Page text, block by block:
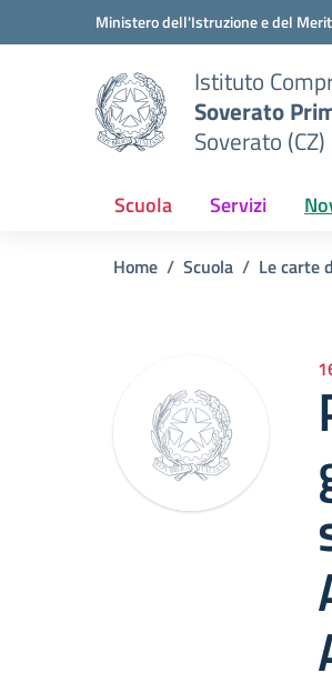
Vai ai contenuti
Vai al menu di navigazioneMinistero dell'Istruzione e del
Istituto
Soverato
Soverato (CZ)
Scuola Servizi
Home Scuola Le carte